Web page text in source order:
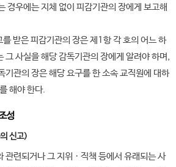
경우에는 지체 없이 피감기관의 장에게 보고해
받은 피감기관의 장은 제1항 각 호의 어느 하
그 사실을 해당 감독기관의 장에게 알려야 하며,
기관의 장은 해당 요구를 한 소속 교직원에 대하
해야 한다.
성
신고)
관련되거나 그 지위ㆍ직책 등에서 유래되는 사